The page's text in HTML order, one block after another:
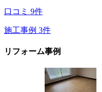
口コミ 9件
施工事例 3件
リフォーム事例